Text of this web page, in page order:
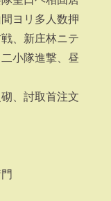
ヨリ多人数押
、新庄林ニテ
小隊進撃、昼
、討取首注文